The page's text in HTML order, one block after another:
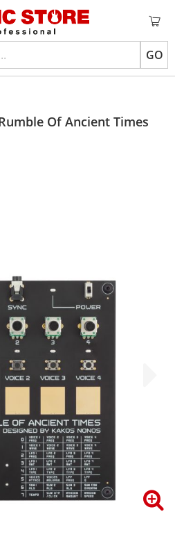
GO
Of Ancient Times